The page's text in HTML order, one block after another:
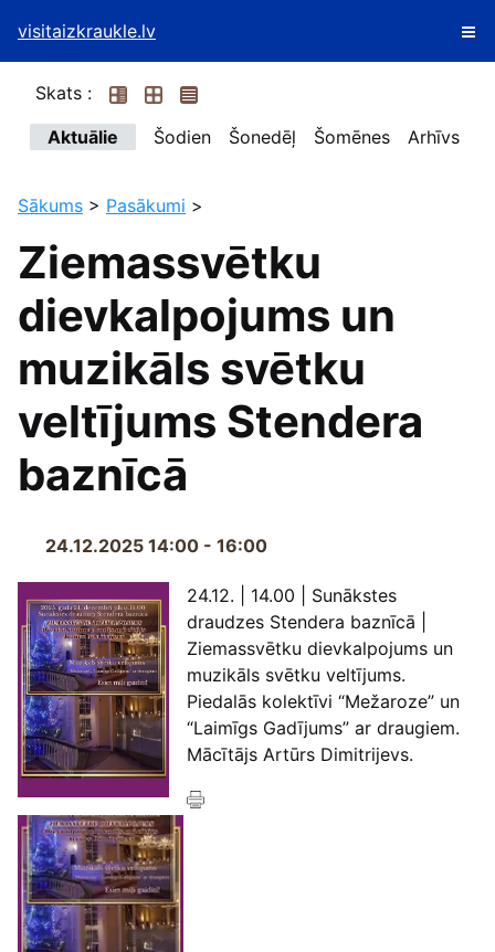
visitaizkraukle.lv
Skats :
Aktuālie
Šodien Šonedēļ Šomēnes Arhīvs
Sākums > Pasākumi >
Ziemassvētku
dievkalpojums un
muzikāls svētku
veltījums Stendera
baznīcā
24.12.2025 14:00 - 16:00
24.12. | 14.00 | Sunākstes
draudzes Stendera baznīcā |
Ziemassvētku dievkalpojums un
muzikāls svētku veltījums.
Piedalās kolektīvi “Mežaroze” un
“Laimīgs Gadījums” ar draugiem.
Mācītājs Artūrs Dimitrijevs.